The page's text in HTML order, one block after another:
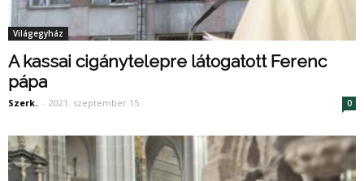
Világegyház
A kassai cigánytelepre látogatott Ferenc
pápa
Szerk. - 2021. szeptember 15. 0